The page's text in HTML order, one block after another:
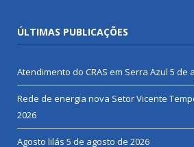
ÚLTIMAS PUBLICAÇÕES
Atendimento do CRAS em Serra Azul 5 de
Rede de energia nova Setor Vicente
2026
Agosto lilás 5 de agosto de 2026